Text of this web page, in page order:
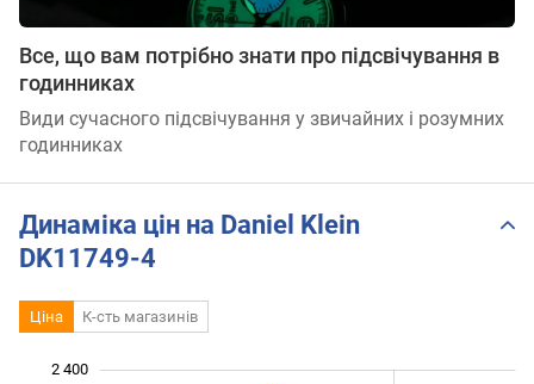
Все, що вам потрібно знати про підсвічування в
годинниках
Види сучасного підсвічування у звичайних і розумних
годинниках
Динаміка цін на Daniel Klein
DK11749-4
Ціна К-сть магазинів
2 400